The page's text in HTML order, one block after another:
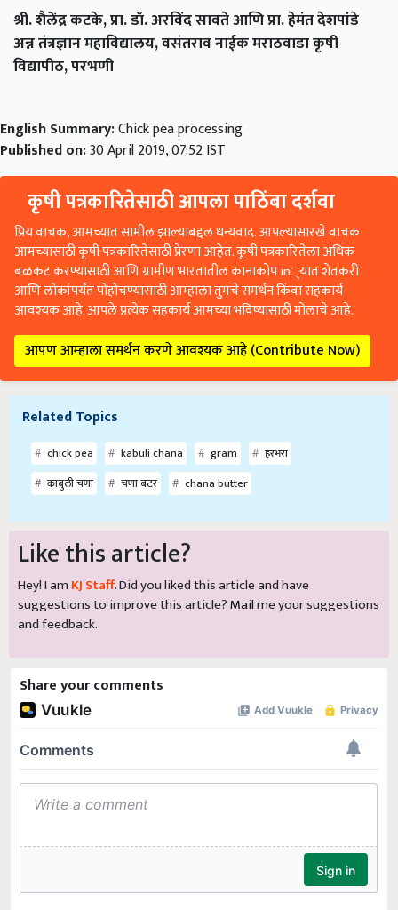
श्री. शैलेंद्र कटके, प्रा. डॉ. अरविंद सावते आणि प्रा. हेमंत देशपांडे
अन्न तंत्रज्ञान महाविद्यालय, वसंतराव नाईक मराठवाडा कृषी
विद्यापीठ, परभणी
English Summary:Chick pea processing
Published on:30 April 2019, 07:52 IST
कृषी पत्रकारितेसाठी आपला पाठिंबा दर्शवा
प्रिय वाचक, आमच्यात सामील झाल्याबद्दल धन्यवाद. आपल्यासारखे वाचक
आमच्यासाठी कृषी पत्रकारितेसाठी प्रेरणा आहेत. कृषी पत्रकारितेला अधिक
बळकट करण्यासाठी आणि ग्रामीण भारतातील कानाकोप in्यात शेतकरी
आणि लोकांपर्यंत पोहोचण्यासाठी आम्हाला तुमचे समर्थन किंवा सहकार्य
आवश्यक आहे. आपले प्रत्येक सहकार्य आमच्या भविष्यासाठी मोलाचे आहे.
आपण आम्हाला समर्थन करणे आवश्यक आहे (Contribute Now)
Related Topics
chick pea kabuli chana gram
हरभरा
काबुली चणा
चणा बटर chana butter
Like this article?
Hey! I am KJ Staff. Did you liked this article and have
suggestions to improve this article?Mailme your suggestions
and feedback.
Share your comments